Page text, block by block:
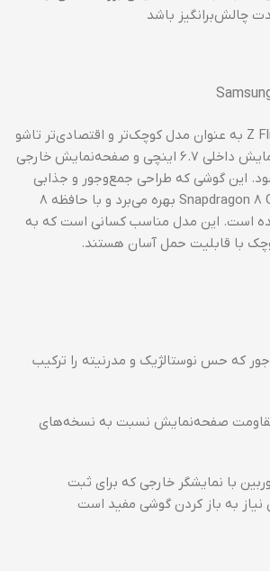
چالش‌برانگیز باشد
ویژگی‌ها: گلکسی Z Flip 5 به عنوان مدل کوچک‌تر و اقتصادی‌تر تاشو
سامسونگ، با صفحه‌نمایش داخلی 6.7 اینچی و صفحه‌نمایش خارجی
این گوشی که طراحی جمع‌وجور و جذابی
دارد، از پردازنده Snapdragon 8 Gen 2 بهره می‌برد و با حافظه 8
است. این مدل مناسب کسانی است که به
با قابلیت حمل آسان هستند.
که حس نوستالژیک و مدرنیته را ترکیب
صفحه‌نمایش نسبت به نسخه‌های
با نمایشگر خارجی که برای ثبت
به باز کردن گوشی مفید است